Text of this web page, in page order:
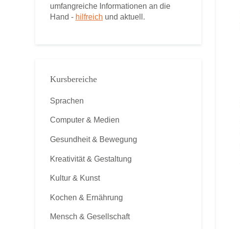
umfangreiche Informationen an die
Hand - hilfreich und aktuell.
Kursbereiche
Sprachen
Computer & Medien
Gesundheit & Bewegung
Kreativität & Gestaltung
Kultur & Kunst
Kochen & Ernährung
Mensch & Gesellschaft